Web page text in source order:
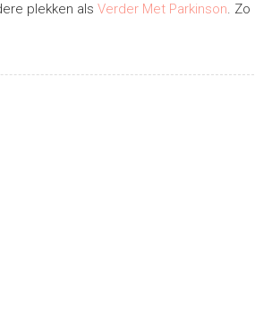
plekken als Verder Met Parkinson. Zo